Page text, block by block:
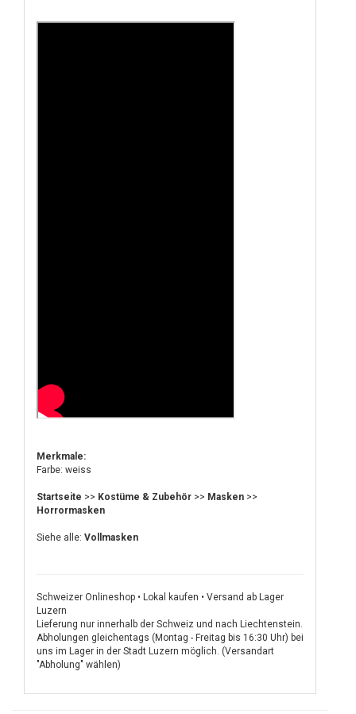
Merkmale:
Farbe: weiss
Startseite >> Kostüme & Zubehör >> Masken >>
Horrormasken
Siehe alle: Vollmasken
Schweizer Onlineshop • Lokal kaufen • Versand ab Lager
Luzern
Lieferung nur innerhalb der Schweiz und nach Liechtenstein.
Abholungen gleichentags (Montag - Freitag bis 16:30 Uhr) bei
uns im Lager in der Stadt Luzern möglich. (Versandart
"Abholung" wählen)